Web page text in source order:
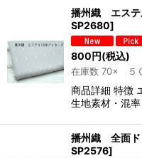
播州織 エステ
SP2680]
800円(税込)
在庫数 70× ５
商品詳細 特徴
生地素材・混
播州織 全面ド
SP2576]